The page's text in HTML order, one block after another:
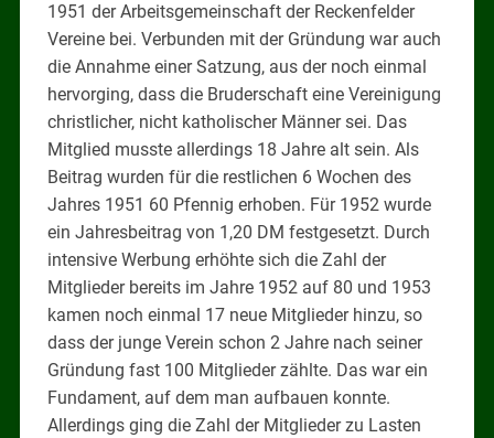
1951 der Arbeitsgemeinschaft der Reckenfelder
Vereine bei. Verbunden mit der Gründung war auch
die Annahme einer Satzung, aus der noch einmal
hervorging, dass die Bruderschaft eine Vereinigung
christlicher, nicht katholischer Männer sei. Das
Mitglied musste allerdings 18 Jahre alt sein. Als
Beitrag wurden für die restlichen 6 Wochen des
Jahres 1951 60 Pfennig erhoben. Für 1952 wurde
ein Jahresbeitrag von 1,20 DM festgesetzt. Durch
intensive Werbung erhöhte sich die Zahl der
Mitglieder bereits im Jahre 1952 auf 80 und 1953
kamen noch einmal 17 neue Mitglieder hinzu, so
dass der junge Verein schon 2 Jahre nach seiner
Gründung fast 100 Mitglieder zählte. Das war ein
Fundament, auf dem man aufbauen konnte.
Allerdings ging die Zahl der Mitglieder zu Lasten